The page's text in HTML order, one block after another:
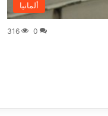
ألمانيا
0
316